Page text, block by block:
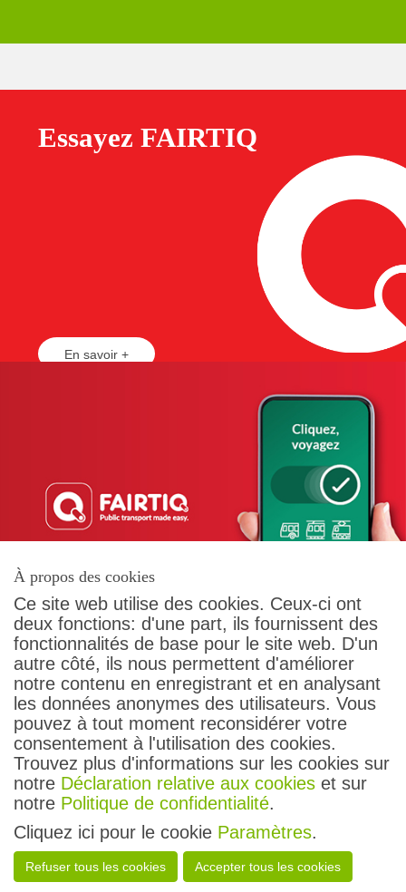
Essayez FAIRTIQ
En savoir +
Contact
Conditions générales
Protection des données
Droit des passagers
Impressum
Suivez-nous
Tous droits réservés
transN - 2026
À propos des cookies
Ce site web utilise des cookies. Ceux-ci ont
deux fonctions: d'une part, ils fournissent des
fonctionnalités de base pour le site web. D'un
autre côté, ils nous permettent d'améliorer
notre contenu en enregistrant et en analysant
les données anonymes des utilisateurs. Vous
pouvez à tout moment reconsidérer votre
consentement à l'utilisation des cookies.
Trouvez plus d'informations sur les cookies sur
notre Déclaration relative aux cookies et sur
notre Politique de confidentialité.
Cliquez ici pour le cookie Paramètres.
Refuser tous les cookies Accepter tous les cookies